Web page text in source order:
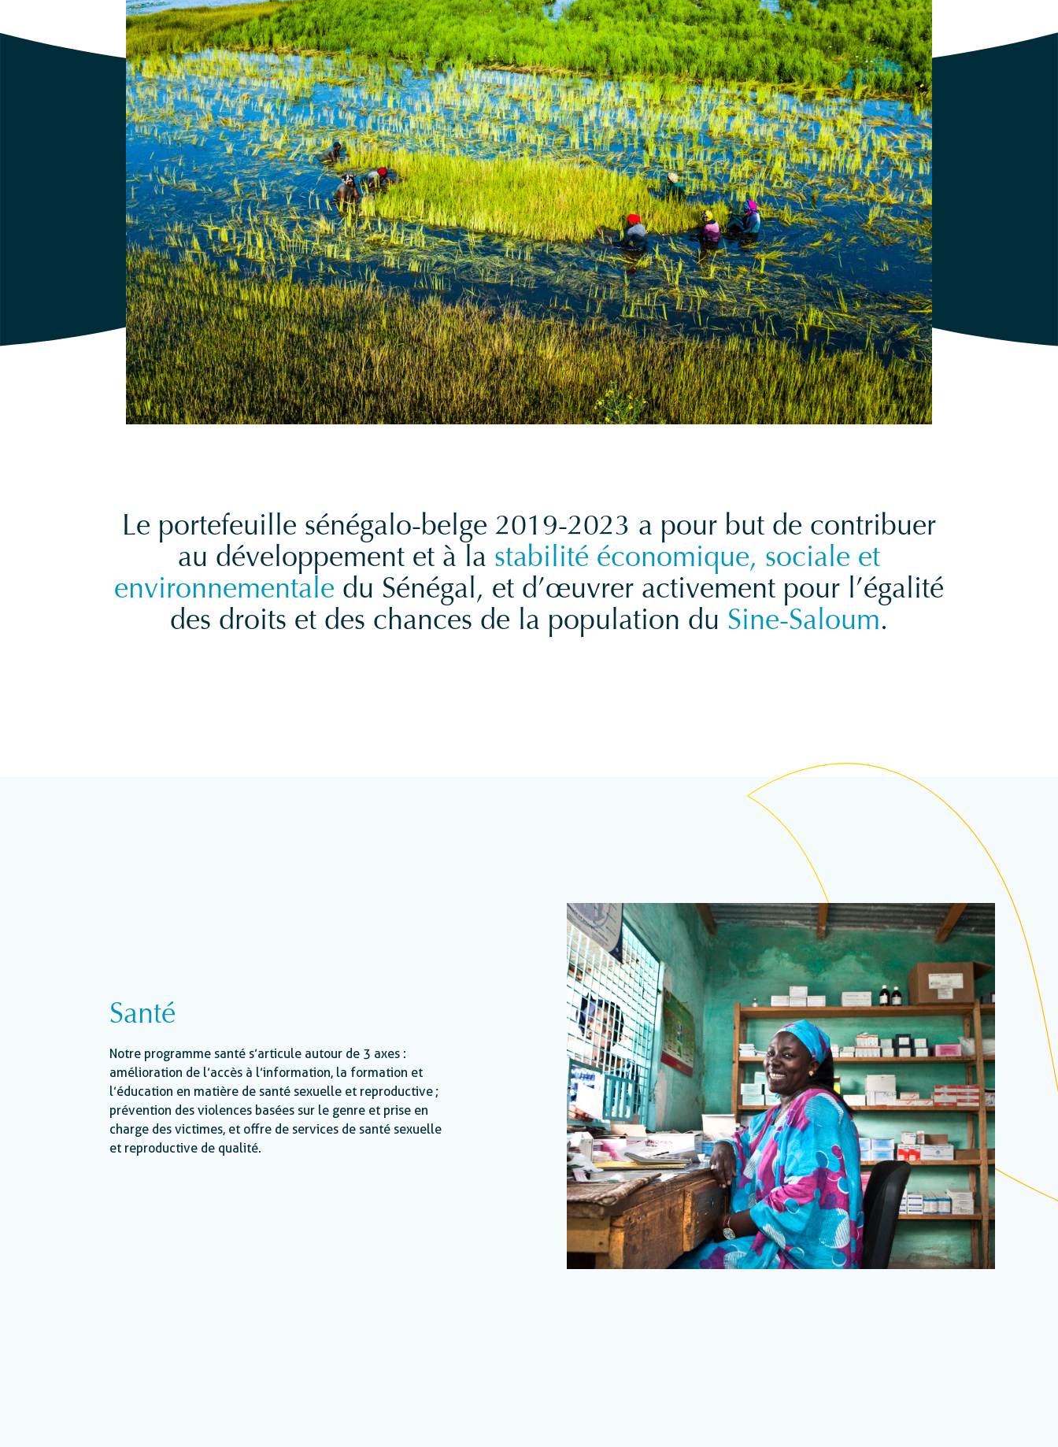
Le portefeuille sénégalo-belge 2019-2023 a pour but de contribuer
au développement et à la stabilité économique, sociale et
environnementale du Sénégal, et d’œuvrer activement pour l’égalité
des droits et des chances de la population du Sine-Saloum.
Santé
Notre programme santé s’articule autour de 3 axes :
amélioration de l’accès à l’information, la formation et
l’éducation en matière de santé sexuelle et reproductive ;
prévention des violences basées sur le genre et prise en
charge des victimes, et offre de services de santé sexuelle
et reproductive de qualité.